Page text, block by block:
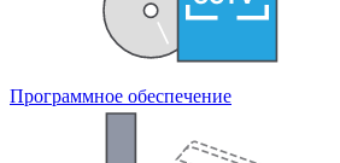
Программное обеспечение